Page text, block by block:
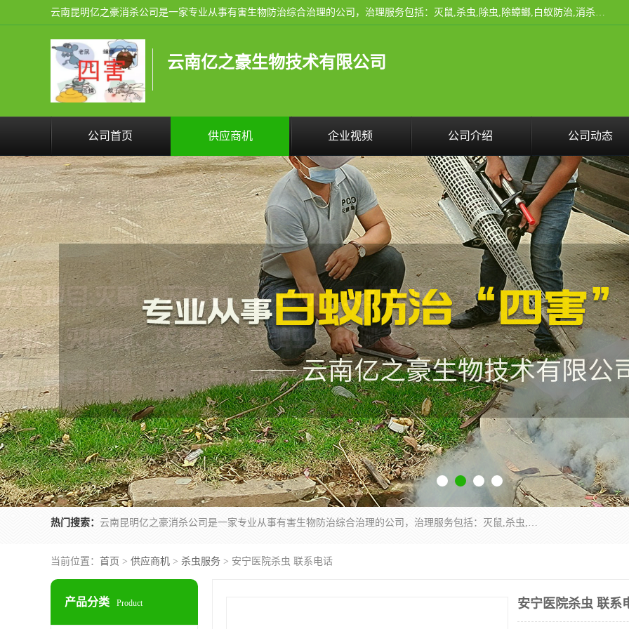
云南昆明亿之豪消杀公司是一家专业从事有害生物防治综合治理的公司，治理服务包括：灭鼠,杀虫,除虫,除蟑螂,白蚁防治,消杀等；安全环保,快速上门,价格透明,完善的售后服务,不影响您的生活工作。
云南亿之豪生物技术有限公司
公司首页 供应商机 企业视频 公司介绍 公司动态
热门搜索： 云南昆明亿之豪消杀公司是一家专业从事有害生物防治综合治理的公司，治理服务包括：灭鼠,杀虫,除虫,除蟑螂,白蚁防治,消杀等；安全环保,快速上门,价格透明,完善的售后服务,不影响您的生活工作。
当前位置： 首页 > 供应商机 > 杀虫服务 > 安宁医院杀虫 联系电话
产品分类 Product 安宁医院杀虫 联系